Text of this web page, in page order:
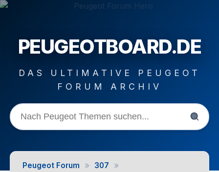
PEUGEOTBOARD.DE
DAS ULTIMATIVE PEUGEOT
FORUM ARCHIV
Peugeot Forum » 307 »